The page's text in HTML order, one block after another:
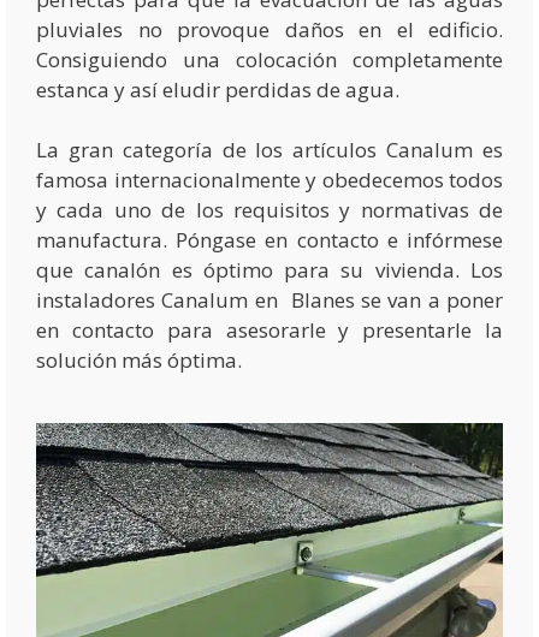
pluviales no provoque daños en el edificio.
Consiguiendo una colocación completamente
estanca y así eludir perdidas de agua.
La gran categoría de los artículos Canalum es
famosa internacionalmente y obedecemos todos
y cada uno de los requisitos y normativas de
manufactura. Póngase en contacto e infórmese
que canalón es óptimo para su vivienda. Los
instaladores Canalum en Blanes se van a poner
en contacto para asesorarle y presentarle la
solución más óptima.